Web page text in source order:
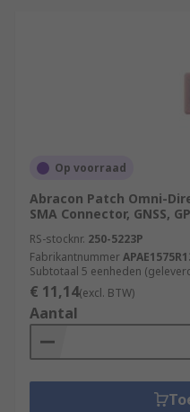
Op voorraad
Abracon Patch Omni-
SMA Connector, GNSS,
RS-stocknr. 250-5223P
Fabrikantnummer
Subtotaal 5 eenheden
€ 11,14(excl. BTW)
Aantal